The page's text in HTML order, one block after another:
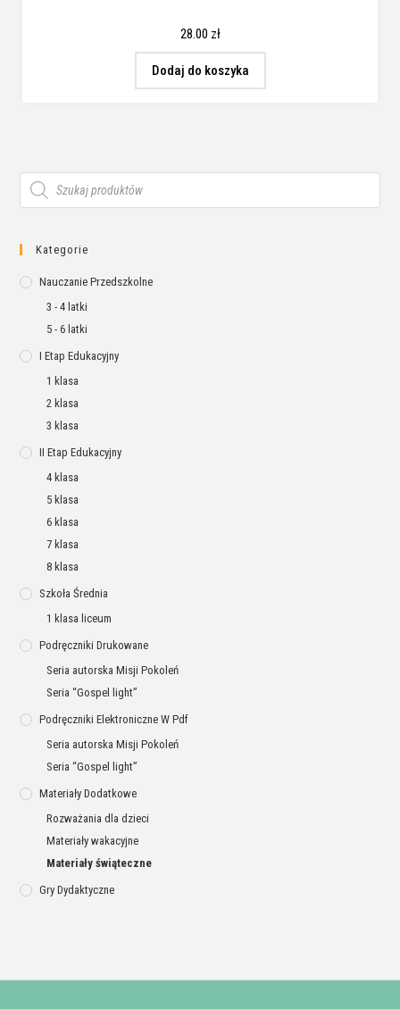
28.00 zł
Dodaj do koszyka
Kategorie
Nauczanie Przedszkolne
3 - 4 latki
5 - 6 latki
I Etap Edukacyjny
1 klasa
2 klasa
3 klasa
II Etap Edukacyjny
4 klasa
5 klasa
6 klasa
7 klasa
8 klasa
Szkoła Średnia
1 klasa liceum
Podręczniki Drukowane
Seria autorska Misji Pokoleń
Seria “Gospel light”
Podręczniki Elektroniczne W Pdf
Seria autorska Misji Pokoleń
Seria “Gospel light”
Materiały Dodatkowe
Rozważania dla dzieci
Materiały wakacyjne
Materiały świąteczne
Gry Dydaktyczne